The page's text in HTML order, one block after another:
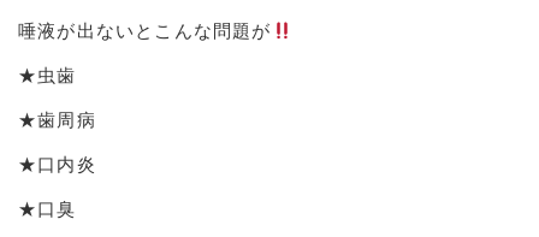
唾液が出ないとこんな問題が
★虫歯
★歯周病
★口内炎
★口臭